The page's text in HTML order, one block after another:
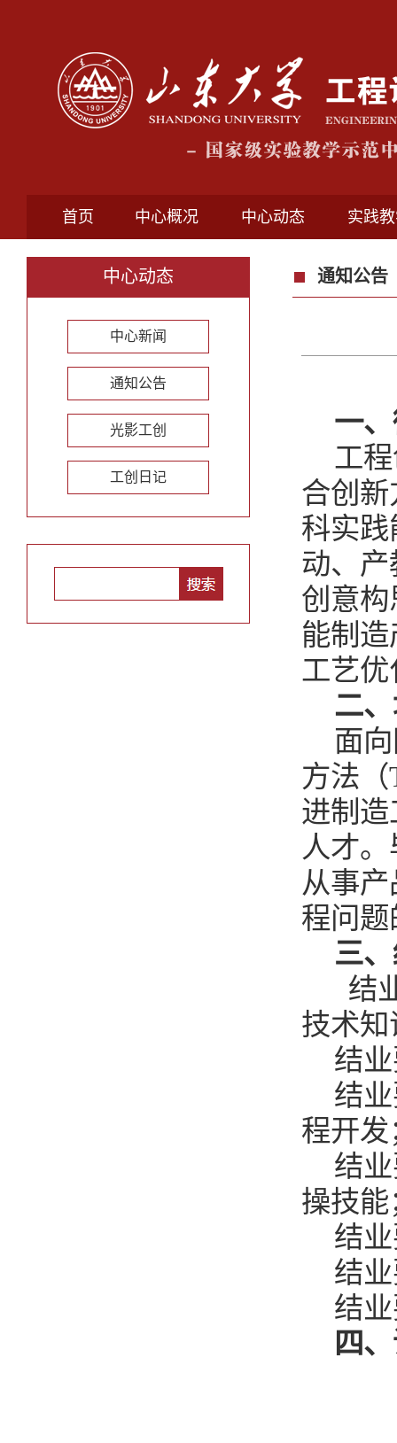
首页 中心概况 中心动态 实践
中心动态
中心新闻
通知公告
光影工创
工创日记
通知公告
一
工
合创
科实
动、
创意
能制
工艺
二
面
方法（
进制
人才
从事
程问
三
结
技术知
结
结
程开发
结
操技能
结
结
结
四、